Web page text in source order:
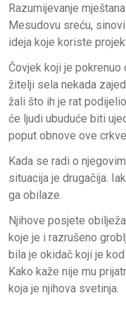
Razumijevanje
Mesudovu sreću,
ideja koje koriste
Čovjek koji je
žitelji sela nekada
žali što ih je rat
će ljudi ubuduće biti
poput obnove ove
Kada se radi o
situacija je drugačija.
ga obilaze.
Njihove posjete
koje je i razrušeno
bila je okidač koji je
Kako kaže nije mu
koja je njihova svetinja.